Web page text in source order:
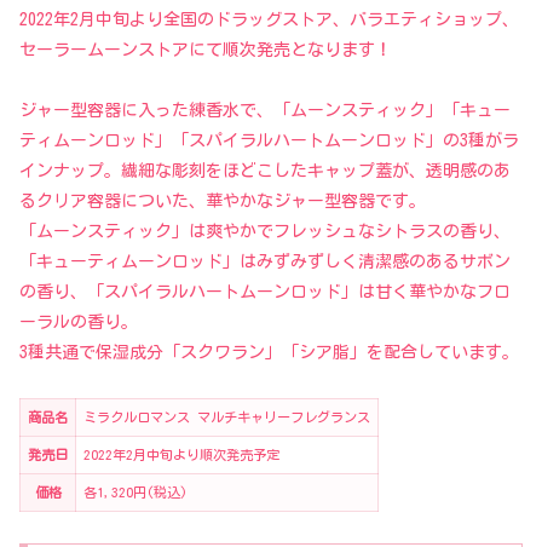
2022年2月中旬より全国のドラッグストア、バラエティショップ、
セーラームーンストアにて順次発売となります！
ジャー型容器に入った練香水で、「ムーンスティック」「キュー
ティムーンロッド」「スパイラルハートムーンロッド」の3種がラ
インナップ。繊細な彫刻をほどこしたキャップ蓋が、透明感のあ
るクリア容器についた、華やかなジャー型容器です。
「ムーンスティック」は爽やかでフレッシュなシトラスの香り、
「キューティムーンロッド」はみずみずしく清潔感のあるサボン
の香り、「スパイラルハートムーンロッド」は甘く華やかなフロ
ーラルの香り。
3種共通で保湿成分「スクワラン」「シア脂」を配合しています。
商品名 ミラクルロマンス マルチキャリーフレグランス
発売日 2022年2月中旬より順次発売予定
価格 各1,320円(税込)